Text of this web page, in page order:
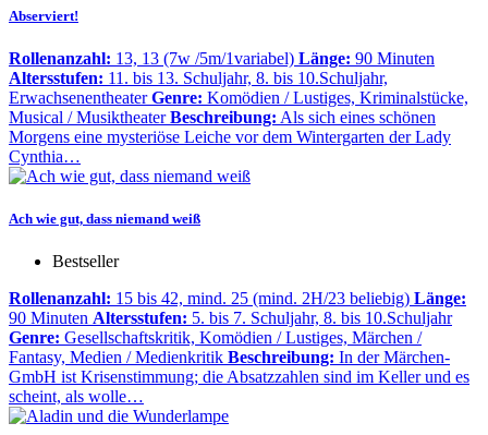
Abserviert!
Rollenanzahl: 13, 13 (7w /5m/1variabel) Länge: 90 Minuten
Altersstufen: 11. bis 13. Schuljahr, 8. bis 10.Schuljahr,
Erwachsenentheater Genre: Komödien / Lustiges, Kriminalstücke,
Musical / Musiktheater Beschreibung: Als sich eines schönen
Morgens eine mysteriöse Leiche vor dem Wintergarten der Lady
Cynthia…
Ach wie gut, dass niemand weiß
Bestseller
Rollenanzahl: 15 bis 42, mind. 25 (mind. 2H/23 beliebig) Länge:
90 Minuten Altersstufen: 5. bis 7. Schuljahr, 8. bis 10.Schuljahr
Genre: Gesellschaftskritik, Komödien / Lustiges, Märchen /
Fantasy, Medien / Medienkritik Beschreibung: In der Märchen-
GmbH ist Krisenstimmung; die Absatzzahlen sind im Keller und es
scheint, als wolle…